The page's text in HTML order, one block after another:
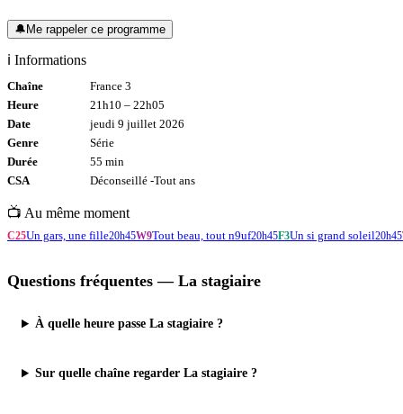
🔔Me rappeler ce programme
ℹ️ Informations
Chaîne
France 3
Heure
21h10 – 22h05
Date
jeudi 9 juillet 2026
Genre
Série
Durée
55 min
CSA
Déconseillé -Tout ans
📺 Au même moment
C25Un gars, une fille20h45W9Tout beau, tout n9uf20h45F3Un si grand soleil20h45
Questions fréquentes — La stagiaire
À quelle heure passe La stagiaire ?
Sur quelle chaîne regarder La stagiaire ?